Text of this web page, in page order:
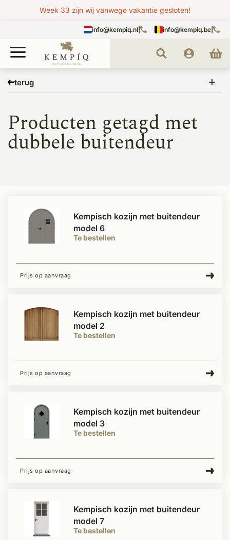
Week 33 zijn wij vanwege vakantie gesloten!
info@kempiq.nl info@kempiq.be
terug
dubbele buitendeur
Producten getagd met
dubbele buitendeur
Te bestellen
Kempisch kozijn met buitendeur
model 6
Prijs op aanvraag
Te bestellen
Kempisch kozijn met buitendeur
model 2
Prijs op aanvraag
Te bestellen
Kempisch kozijn met buitendeur
model 3
Prijs op aanvraag
Te bestellen
Kempisch kozijn met buitendeur
model 7